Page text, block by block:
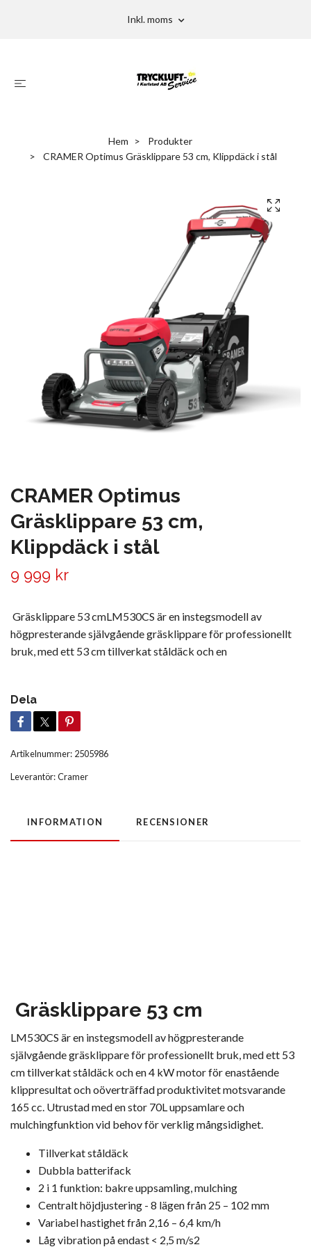
Inkl. moms
Hem
Produkter
CRAMER Optimus Gräsklippare 53 cm, Klippdäck i stål
CRAMER Optimus
Gräsklippare 53 cm,
Klippdäck i stål
9 999 kr
Gräsklippare 53 cmLM530CS är en instegsmodell av
högpresterande självgående gräsklippare för professionellt
bruk, med ett 53 cm tillverkat ståldäck och en
Dela
Artikelnummer: 2505986
Leverantör:Cramer
INFORMATION RECENSIONER
Gräsklippare 53 cm
LM530CS är en instegsmodell av högpresterande
självgående gräsklippare för professionellt bruk, med ett 53
cm tillverkat ståldäck och en 4 kW motor för enastående
klippresultat och oöverträffad produktivitet motsvarande
165 cc. Utrustad med en stor 70L uppsamlare och
mulchingfunktion vid behov för verklig mångsidighet.
Tillverkat ståldäck
Dubbla batterifack
2 i 1 funktion: bakre uppsamling, mulching
Centralt höjdjustering - 8 lägen från 25 – 102 mm
Variabel hastighet från 2,16 – 6,4 km/h
Låg vibration på endast < 2,5 m/s2